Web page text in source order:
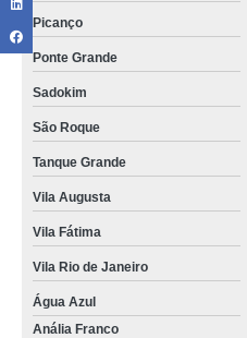
Picanço
Ponte Grande
Sadokim
São Roque
Tanque Grande
Vila Augusta
Vila Fátima
Vila Rio de Janeiro
Água Azul
Anália Franco